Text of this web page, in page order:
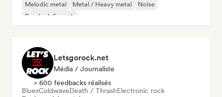
Melodic metal
Metal / Heavy metal
Noise
Psychedelic rock
Letsgorock.net
Média / Journaliste
> 600 feedbacks réalisés
BluesColdwaveDeath / ThrashElectronic rock